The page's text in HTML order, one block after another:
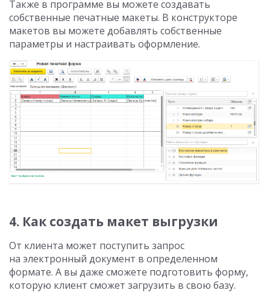
Также в программе вы можете создавать
собственные печатные макеты. В конструкторе
макетов вы можете добавлять собственные
параметры и настраивать оформление.
4. Как создать макет выгрузки
От клиента может поступить запрос
на электронный документ в определенном
формате. А вы даже сможете подготовить форму,
которую клиент сможет загрузить в свою базу.